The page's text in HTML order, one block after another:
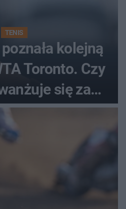
TENIS
kolejną
Toronto. Czy
się za
porażkę?